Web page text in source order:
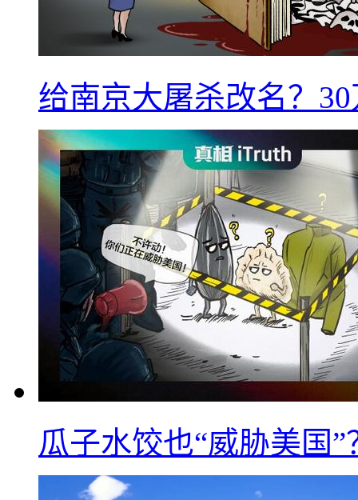
给南京大屠杀改名？
瓜子水饺也“威胁美国”